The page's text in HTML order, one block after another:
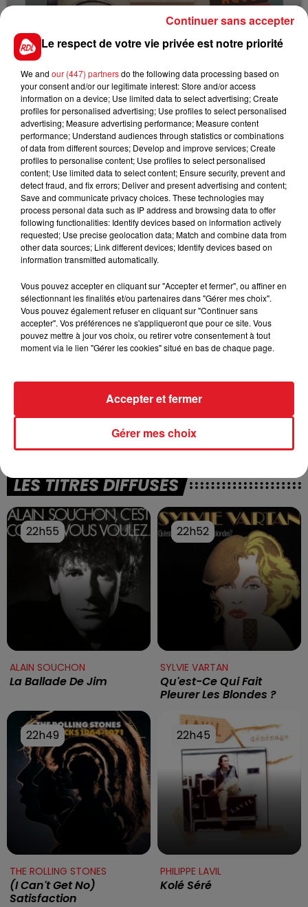
29 juin 2025
LA FOLIE DES ANNÉES 80
Voir plus
EMISSIONS
DEBOUT C'EST L'HEURE
LES TITRES DIFFUSÉS
22h55
22h55
ALAIN SOUCHON
La Ballade De Jim
22h52
22h52
SYLVIE VARTAN
Qu'est-Ce Qui Fait
Pleurer Les Blondes ?
22h49
22h49
THE ROLLING STONES
(i Can't Get No)
Satisfaction
22h45
22h45
PHILIPPE LAVIL
Kolé Séré
Le respect de votre vie privée est notre priorité
We and our (447) partnersdo the following data processing based on
your consent and/or our legitimate interest: Store and/or access
information on a device; Use limited data to select advertising; Create
profiles for personalised advertising; Use profiles to select personalised
advertising; Measure advertising performance; Measure content
performance; Understand audiences through statistics or combinations
of data from different sources; Develop and improve services; Create
profiles to personalise content; Use profiles to select personalised
content; Use limited data to select content; Ensure security, prevent and
detect fraud, and fix errors; Deliver and present advertising and content;
Save and communicate privacy choices. These technologies may
process personal data such as IP address and browsing data to offer
following functionalities: Identify devices based on information actively
requested; Use precise geolocation data; Match and combine data from
other data sources; Link different devices; Identify devices based on
information transmitted automatically.
Vous pouvez accepter en cliquant sur "Accepter et fermer", ou affiner en
sélectionnant les finalités et/ou partenaires dans "Gérer mes choix".
Vous pouvez également refuser en cliquant sur "Continuer sans
accepter". Vos préférences ne s'appliqueront que pour ce site. Vous
pouvez mettre à jour vos choix, ou retirer votre consentement à tout
moment via le lien "Gérer les cookies" situé en bas de chaque page.
Gérer mes choix
Accepter et fermer
Continuer sans accepter